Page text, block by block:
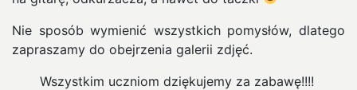
Nie sposób wymienić wszystkich pomysłów, dlatego
zapraszamy do obejrzenia galerii zdjęć.
Wszystkim uczniom dziękujemy za zabawę!!!!